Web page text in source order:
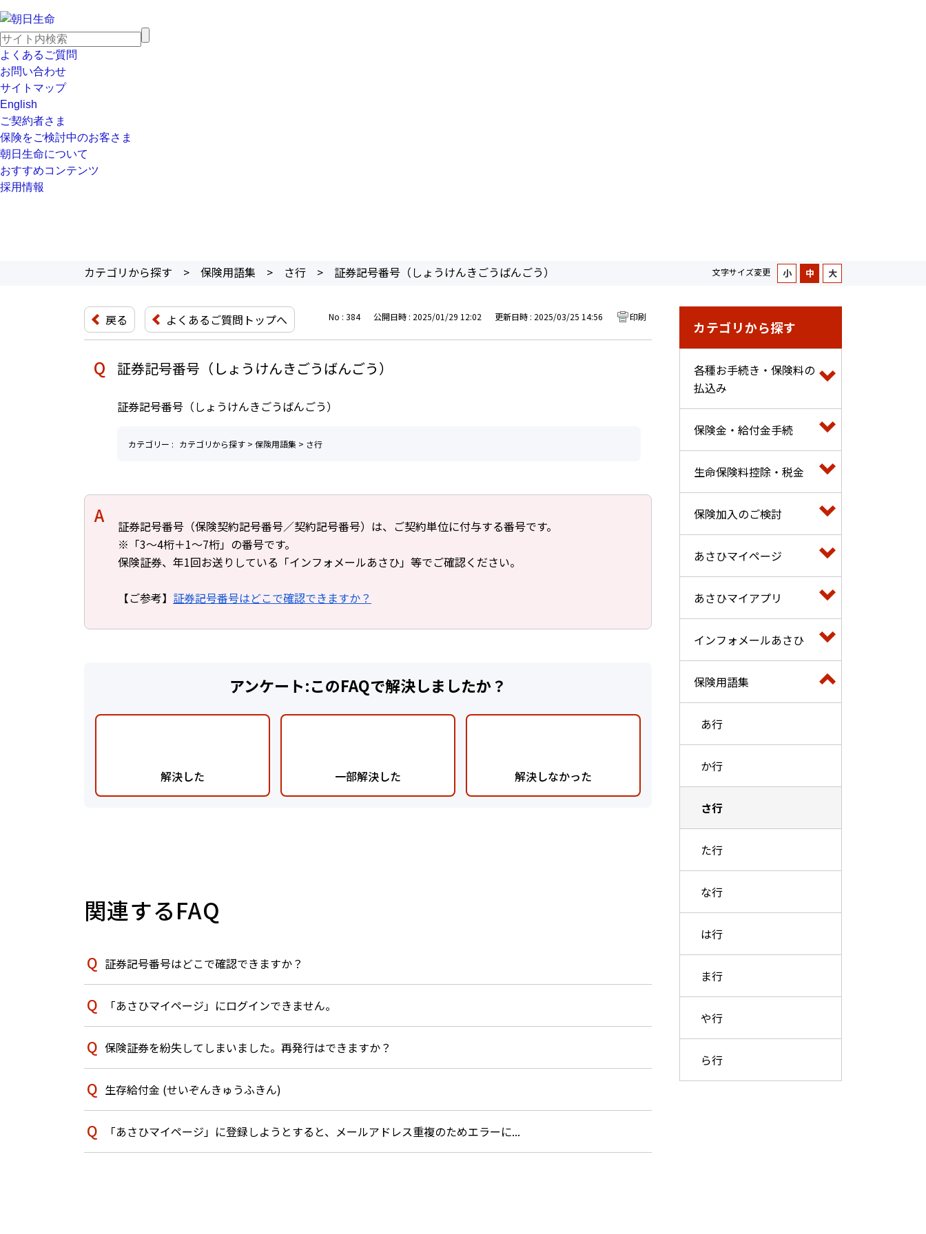
よくあるご質問
お問い合わせ
サイトマップ
English
ご契約者さま
保険をご検討中のお客さま
朝日生命について
おすすめコンテンツ
採用情報
文字サイズ変更
カテゴリから探す > 保険用語集 > さ行 > 証券記号番号（しょうけんきごうばんごう）
カテゴリから探す
各種お手続き・保険料の
払込み
保険金・給付金手続
生命保険料控除・税金
保険加入のご検討
あさひマイページ
あさひマイアプリ
インフォメールあさひ
保険用語集
あ行
か行
さ行
た行
な行
は行
ま行
や行
ら行
戻る よくあるご質問トップへ No : 384 公開日時 : 2025/01/29 12:02 更新日時 : 2025/03/25 14:56 印刷
証券記号番号（しょうけんきごうばんごう）
証券記号番号（しょうけんきごうばんごう）
カテゴリー : カテゴリから探す > 保険用語集 > さ行
証券記号番号（保険契約記号番号／契約記号番号）は、ご契約単位に付与する番号です。
※「3～4桁＋1～7桁」の番号です。
保険証券、年1回お送りしている「インフォメールあさひ」等でご確認ください。
【ご参考】 証券記号番号はどこで確認できますか？
アンケート:このFAQで解決しましたか？
解決した 一部解決した 解決しなかった
関連するFAQ
証券記号番号はどこで確認できますか？
「あさひマイページ」にログインできません。
保険証券を紛失してしまいました。再発行はできますか？
生存給付金 (せいぞんきゅうふきん)
「あさひマイページ」に登録しようとすると、メールアドレス重複のためエラーに...